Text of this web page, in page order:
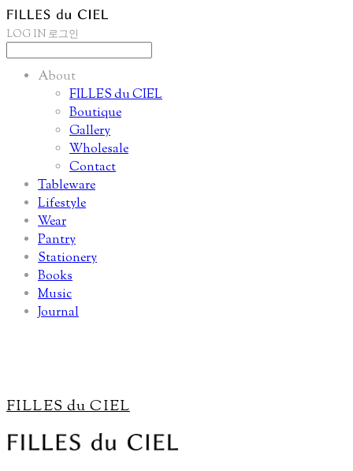
LOG IN 로그인
About
FILLES du CIEL
Boutique
Gallery
Wholesale
Contact
Tableware
Lifestyle
Wear
Pantry
Stationery
Books
Music
Journal
FILLES du CIEL